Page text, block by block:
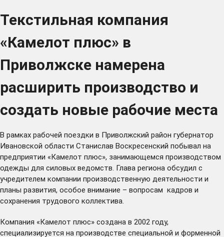
Текстильная компания
«Камелот плюс» в
Приволжске намерена
расширить производство и
создать новые рабочие места
В рамках рабочей поездки в Приволжский район губернатор
Ивановской области Станислав Воскресенский побывал на
предприятии «Камелот плюс», занимающемся производством
одежды для силовых ведомств. Глава региона обсудил с
учредителем компании производственную деятельности и
планы развития, особое внимание – вопросам кадров и
сохранения трудового коллектива.
Компания «Камелот плюс» создана в 2002 году,
специализируется на производстве специальной и форменной